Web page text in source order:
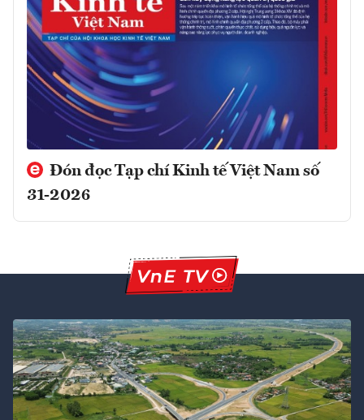
Đón đọc Tạp chí Kinh tế Việt Nam số
31-2026